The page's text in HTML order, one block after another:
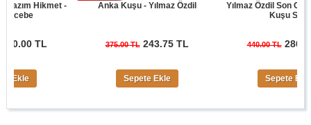
Hikmet -
TL
Anka Kuşu - Yılmaz Özdil
375.00 TL 243.75 TL
Sepete Ekle
Yılmaz Özdil Son Cüret ve
Kuşu Seti
440.00 TL 286.00 TL
Sepete Ekle